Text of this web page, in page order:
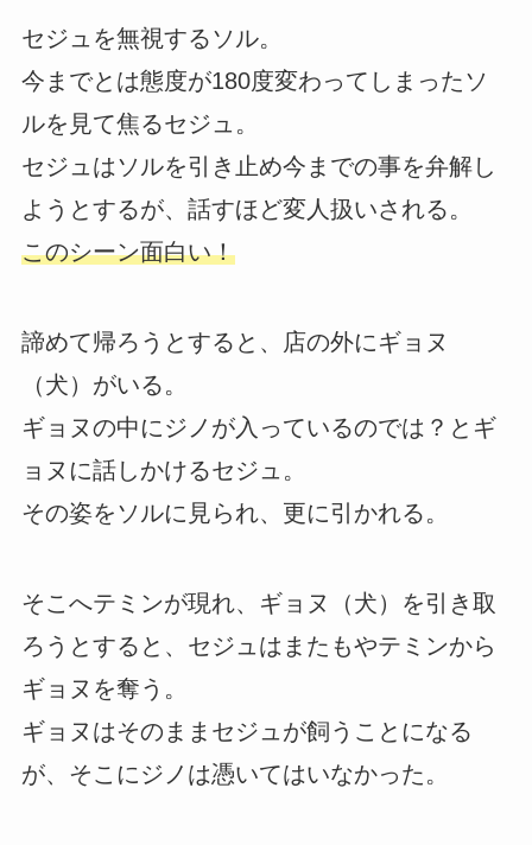
セジュを無視するソル。
今までとは態度が180度変わってしまったソ
ルを見て焦るセジュ。
セジュはソルを引き止め今までの事を弁解し
ようとするが、話すほど変人扱いされる。
このシーン面白い！
諦めて帰ろうとすると、店の外にギョヌ
（犬）がいる。
ギョヌの中にジノが入っているのでは？とギ
ョヌに話しかけるセジュ。
その姿をソルに見られ、更に引かれる。
そこへテミンが現れ、ギョヌ（犬）を引き取
ろうとすると、セジュはまたもやテミンから
ギョヌを奪う。
ギョヌはそのままセジュが飼うことになる
が、そこにジノは憑いてはいなかった。